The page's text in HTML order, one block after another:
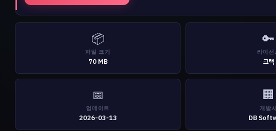
📦
파일 크기
70 MB
🔑
라이선
크랙
📅
업데이트
2026-03-13
🏢
개발
DB